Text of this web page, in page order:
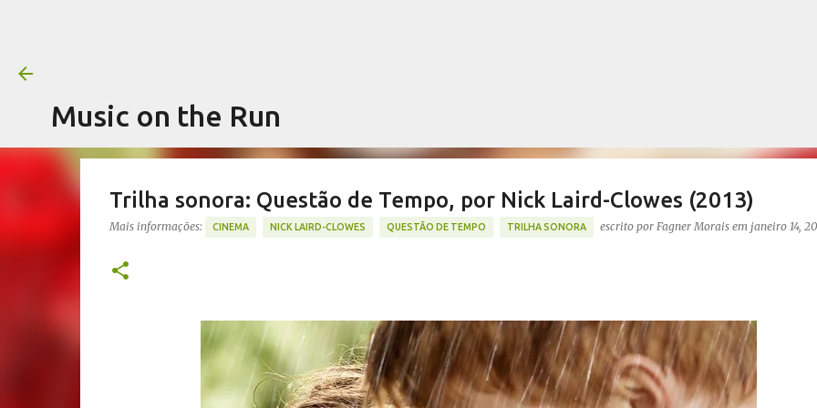
Music on the Run
Trilha sonora: Questão de Tempo, por Nick Laird-Clowes (2013)
Mais informações: CINEMA NICK LAIRD-CLOWES QUESTÃO DE TEMPO TRILHA SONORA escrito por Fagner Morais em janeiro 14,